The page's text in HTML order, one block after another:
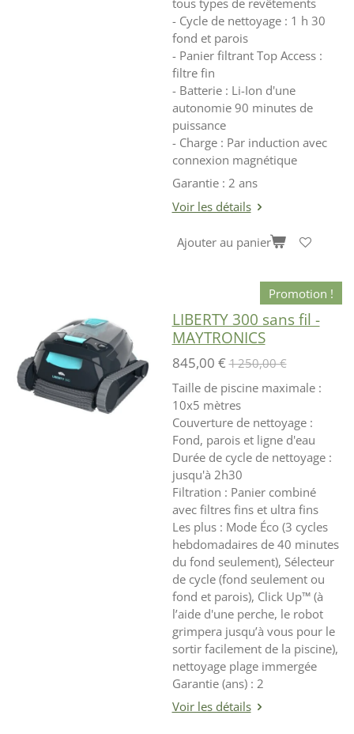
- Cycle de nettoyage : 1 h 30
fond et parois
- Panier filtrant Top Access :
filtre fin
- Batterie : Li-Ion d'une
autonomie 90 minutes de
puissance
- Charge : Par induction avec
connexion magnétique
Garantie : 2 ans
Voir les détails
Ajouter au panier
Promotion !
LIBERTY 300 sans fil -
MAYTRONICS
845,00 € 1 250,00 €
Taille de piscine maximale :
10x5 mètres
Couverture de nettoyage :
Fond, parois et ligne d'eau
Durée de cycle de nettoyage :
jusqu'à 2h30
Filtration : Panier combiné
avec filtres fins et ultra fins
Les plus : Mode Éco (3 cycles
hebdomadaires de 40 minutes
du fond seulement), Sélecteur
de cycle (fond seulement ou
fond et parois), Click Up™ (à
l’aide d'une perche, le robot
grimpera jusqu’à vous pour le
sortir facilement de la piscine),
nettoyage plage immergée
Garantie (ans) : 2
Voir les détails